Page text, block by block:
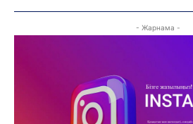
- Жарнама -